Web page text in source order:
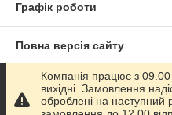
Графік роботи
Повна версія сайту
Сайт створено на
Компанія працює з
вихідні. Замовлення
оброблені на наступний